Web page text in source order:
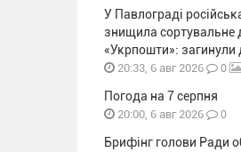
У Павлограді
знищила сортувальне
«Укрпошти»: загинули
20:33, 6 авг 2026 0
Погода на 7 серпня
20:00, 6 авг 2026 0
Брифінг голови Ради